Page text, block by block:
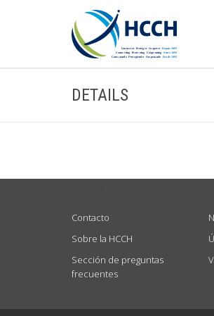
DETAILS
Contacto
Sobre la HCCH
Sección de preguntas
frecuentes